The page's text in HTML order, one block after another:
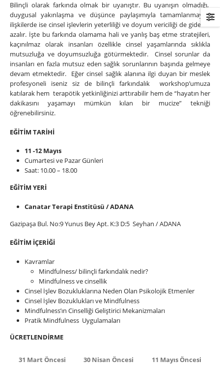
Bilinçli olarak farkında olmak bir uyanıştır. Bu uyanışın olmadığı,
duygusal yakınlaşma ve düşünce paylaşımıyla tamamlanmayan
ilişkilerde ise cinsel işlevlerin yeterliliği ve doyum vericiliği de giderek
azalır. İşte bu farkında olamama hali ve yanlış baş etme stratejileri,
kaçınılmaz olarak insanları özellikle cinsel yaşamlarında sıklıkla
mutsuzluğa ve doyumsuzluğa götürmektedir. Cinsel sorunlar da
insanları en fazla mutsuz eden sağlık sorunlarının başında gelmeye
devam etmektedir. Eğer cinsel sağlık alanına ilgi duyan bir meslek
profesyoneli iseniz siz de bilinçli farkındalık workshop’umuza
katılarak hem terapötik yetkinliğinizi arttırabilir hem de “hayatın her
dakikasını yaşamayı mümkün kılan bir mucize” tekniği
öğrenebilirsiniz.
EĞİTİM TARİHİ
11 -12 Mayıs
Cumartesi ve Pazar Günleri
Saat: 10.00 – 18.00
EĞİTİM YERİ
Canatar Terapi Enstitüsü / ADANA
Gazipaşa Bul. No:9 Yunus Bey Apt. K:3 D:5 Seyhan / ADANA
EĞİTİM İÇERİĞİ
Kavramlar
Mindfulness/ bilinçli farkındalık nedir?
Mindfulness ve cinsellik
Cinsel İşlev Bozukluklarına Neden Olan Psikolojik Etmenler
Cinsel İşlev Bozuklukları ve Mindfulness
Mindfulness’ın Cinselliği Geliştirici Mekanizmaları
Pratik Mindfulness Uygulamaları
ÜCRETLENDİRME
31 Mart Öncesi 30 Nisan Öncesi
11 Mayıs Öncesi